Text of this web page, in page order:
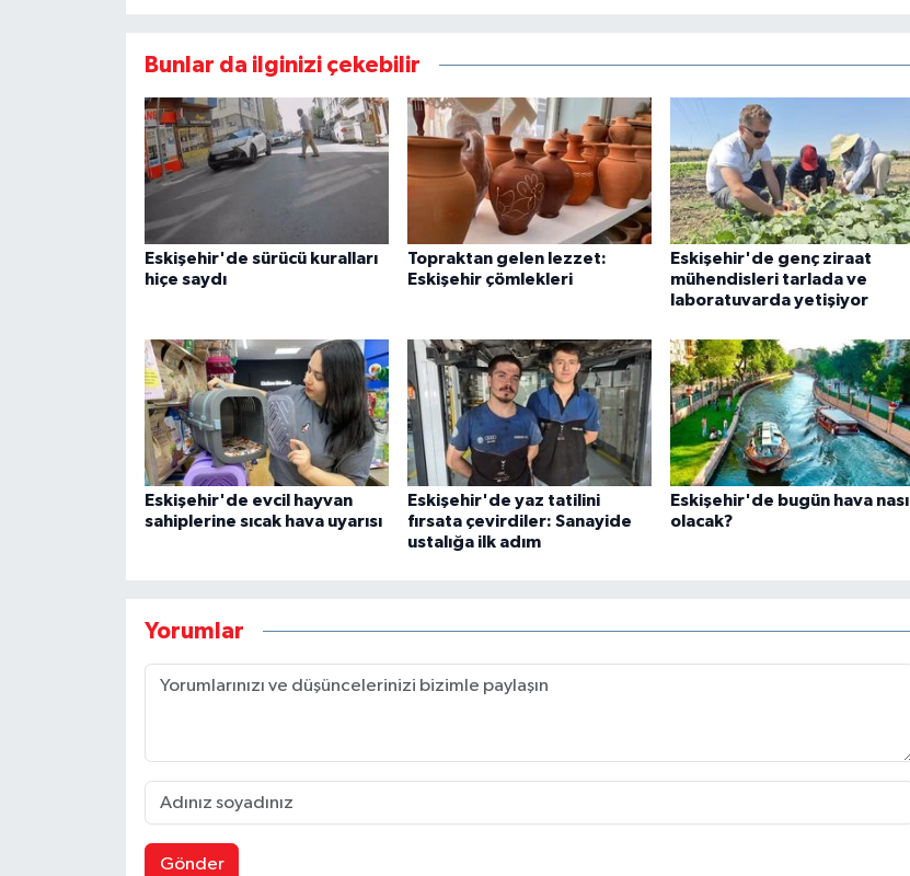
Bunlar da ilginizi çekebilir
Eskişehir'de sürücü kuralları
hiçe saydı
Topraktan gelen lezzet:
Eskişehir çömlekleri
Eskişehir'de genç ziraat
mühendisleri tarlada ve
laboratuvarda yetişiyor
Eskişehir'de evcil hayvan
sahiplerine sıcak hava uyarısı
Eskişehir'de yaz tatilini
fırsata çevirdiler: Sanayide
ustalığa ilk adım
Eskişehir'de bugün hava nasıl
olacak?
Yorumlar
Gönder